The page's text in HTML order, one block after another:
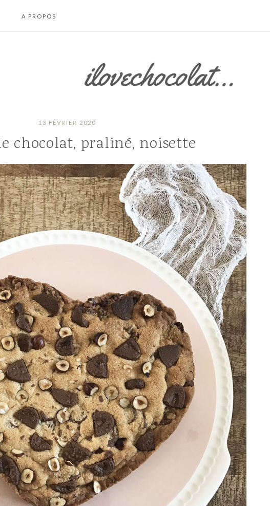
/
GLU
/
A PROPOS
D’UTILISATION
13 FÉVRIER 2020
chocolat, praliné, noisette